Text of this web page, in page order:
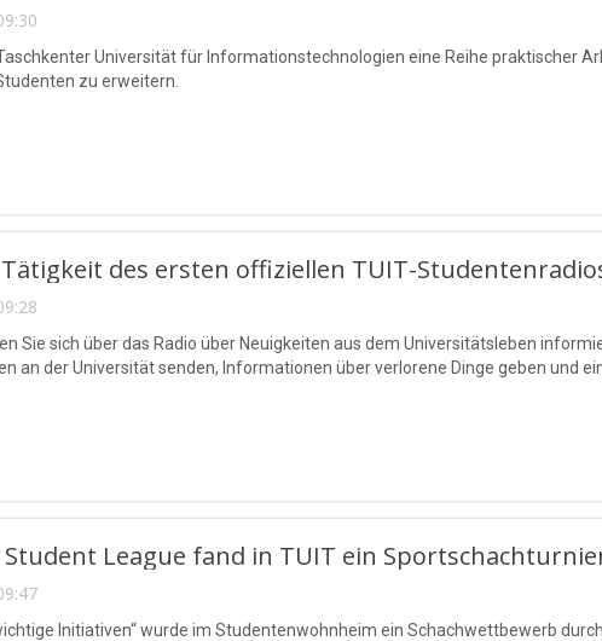
Universität für Informationstechnologien eine Reihe praktischer
zu erweitern.
Tätigkeit des ersten offiziellen TUIT-
Sie sich über das Radio über Neuigkeiten aus dem Universitätsleben
an der Universität senden, Informationen über verlorene Dinge geben und
Student League fand in TUIT ein
Initiativen“ wurde im Studentenwohnheim ein Schachwettbewerb